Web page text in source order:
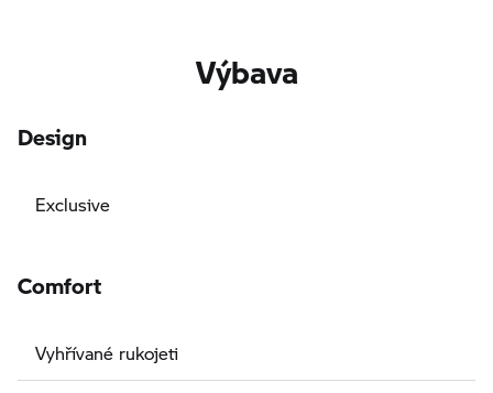
Výbava
Design
Exclusive
Comfort
Vyhřívané rukojeti